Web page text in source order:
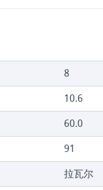
8
10.6
60.0
91
拉瓦尔